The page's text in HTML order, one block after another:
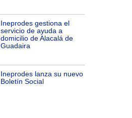
Ineprodes gestiona el
servicio de ayuda a
domicilio de Alacalá de
Guadaira
Ineprodes lanza su nuevo
Boletín Social